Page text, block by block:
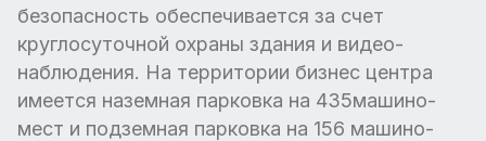
безопасность обеспечивается за счет
круглосуточной охраны здания и видео-
наблюдения. На территории бизнес центра
имеется наземная парковка на 435машино-
мест и подземная парковка на 156 машино-